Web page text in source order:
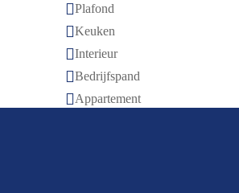
Plafond
Keuken
Interieur
Bedrijfspand
Appartement